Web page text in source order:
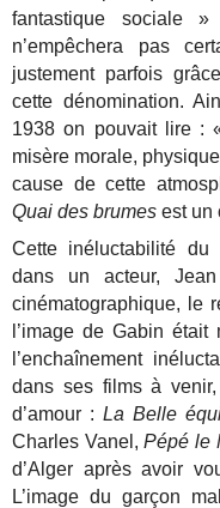
fantastique sociale
n’empêchera pas
justement parfois
cette dénomination.
1938 on pouvait lire :
misère morale,
cause de cette
Quai des brumes est un
Cette inéluctabilité du
dans un acteur,
cinématographique, le
l’image de Gabin
l’enchaînement
dans ses films à
d’amour : La Belle
Charles Vanel,Pépé le
d’Alger après avoir
L’image du garçon